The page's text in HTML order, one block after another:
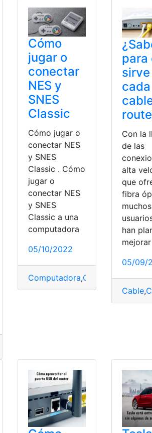
Cómo
jugar o
conectar
NES y
SNES
Classic
Cómo jugar o
conectar NES
y SNES
Classic . Cómo
jugar o
conectar NES
y SNES
Classic a una
computadora
05/10/2022
Computadora,Conectar,Jugar,
para
sirve
cada
Con la
de las
alta
que
fibra
muchos
han
mejorar
05/09/
Cable,